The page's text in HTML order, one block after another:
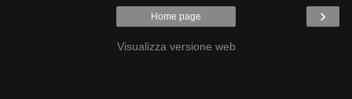
›
Home page
Visualizza versione web